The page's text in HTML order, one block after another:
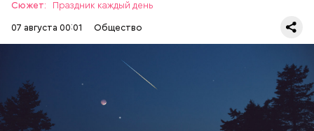
Сюжет:
Праздник каждый день
07 августа 00:01
Общество
День собирания звезд учрежден в честь
метеорного потока Персеиды, который ежегодно
можно наблюдать в августе. Все любители
смотреть на звездопад 7 августа выезжают за
город — в местность, где нет светового
ЕДА ПРАЗДНИКИ
— Кабачки, порезанные кубиками, нужно легко
обжарить на сковороде. К ним добавляются зелень
петрушки, чеснок, соль и оливковое масло.